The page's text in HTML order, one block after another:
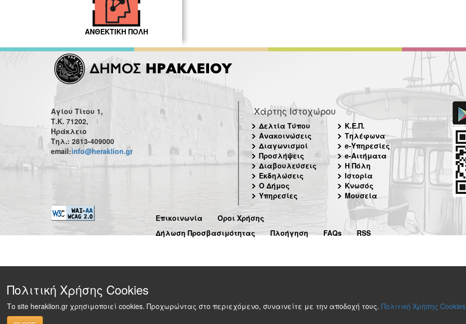
ΑΝΘΕΚΤΙΚΗ ΠΟΛΗ
Αγίου Τίτου 1,
Τ.Κ. 71202,
Ηράκλειο
Τηλ.: 2813-409000
email:info@heraklion.gr
Χάρτης Ιστοχώρου
Δελτία Τύπου
Ανακοινώσεις
Διαγωνισμοί
Προσλήψεις
Διαβουλεύσεις
Εκδηλώσεις
Ο Δήμος
Υπηρεσίες
Κ.Ε.Π.
Τηλέφωνα
e-Υπηρεσίες
e-Αιτήματα
Η Πόλη
Ιστορία
Κνωσός
Μουσεία
Επικοινωνία
Όροι Χρήσης
Δήλωση Προσβασιμότητας
Πλοήγηση FAQs RSS
Πολιτική Χρήσης Cookies
Το site heraklion.gr χρησιμοποιεί cookies. Προχωρώντας στο περιεχόμενο, συναινείτε με την αποδοχή τους. Πολιτική Χρήσης Cookies